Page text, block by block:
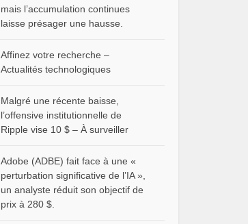
mais l’accumulation continues
laisse présager une hausse.
Affinez votre recherche –
Actualités technologiques
Malgré une récente baisse,
l’offensive institutionnelle de
Ripple vise 10 $ – À surveiller
Adobe (ADBE) fait face à une «
perturbation significative de l’IA »,
un analyste réduit son objectif de
prix à 280 $.